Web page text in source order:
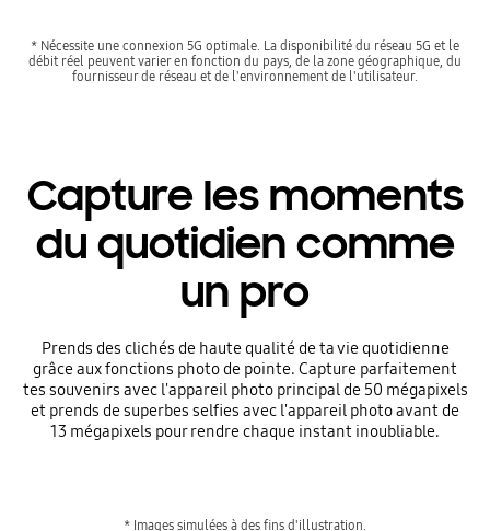
* Nécessite une connexion 5G optimale. La disponibilité du réseau 5G et le
débit réel peuvent varier en fonction du pays, de la zone géographique, du
fournisseur de réseau et de l'environnement de l'utilisateur.
Capture les moments
du quotidien comme
un pro
Prends des clichés de haute qualité de ta vie quotidienne
grâce aux fonctions photo de pointe. Capture parfaitement
tes souvenirs avec l'appareil photo principal de 50 mégapixels
et prends de superbes selfies avec l'appareil photo avant de
13 mégapixels pour rendre chaque instant inoubliable.
* Images simulées à des fins d'illustration.